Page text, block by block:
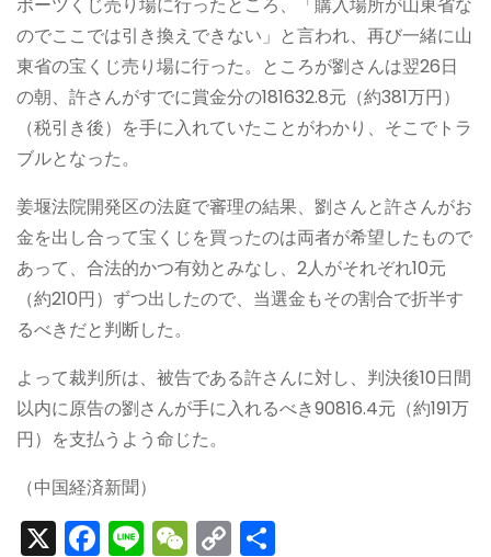
のでここでは引き換えできない」と言われ、再び一緒に山
東省の宝くじ売り場に行った。ところが劉さんは翌26日
の朝、許さんがすでに賞金分の181632.8元（約381万円）
（税引き後）を手に入れていたことがわかり、そこでトラ
ブルとなった。
姜堰法院開発区の法庭で審理の結果、劉さんと許さんがお
金を出し合って宝くじを買ったのは両者が希望したもので
あって、合法的かつ有効とみなし、2人がそれぞれ10元
（約210円）ずつ出したので、当選金もその割合で折半す
るべきだと判断した。
よって裁判所は、被告である許さんに対し、判決後10日間
以内に原告の劉さんが手に入れるべき90816.4元（約191万
円）を支払うよう命じた。
（中国経済新聞）
X F Li W C